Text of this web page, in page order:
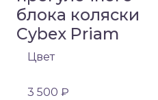
блока коляски
Cybex Priam
Цвет
3 500 ₽